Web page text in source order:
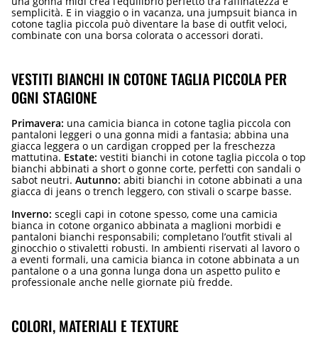
semplicità. E in viaggio o in vacanza, una jumpsuit bianca in
cotone taglia piccola può diventare la base di outfit veloci,
combinate con una borsa colorata o accessori dorati.
VESTITI BIANCHI IN COTONE TAGLIA PICCOLA PER
OGNI STAGIONE
Primavera: una camicia bianca in cotone taglia piccola con
pantaloni leggeri o una gonna midi a fantasia; abbina una
giacca leggera o un cardigan cropped per la freschezza
mattutina. Estate: vestiti bianchi in cotone taglia piccola o top
bianchi abbinati a short o gonne corte, perfetti con sandali o
sabot neutri. Autunno: abiti bianchi in cotone abbinati a una
giacca di jeans o trench leggero, con stivali o scarpe basse.
Inverno: scegli capi in cotone spesso, come una camicia
bianca in cotone organico abbinata a maglioni morbidi e
pantaloni bianchi responsabili; completano l’outfit stivali al
ginocchio o stivaletti robusti. In ambienti riservati al lavoro o
a eventi formali, una camicia bianca in cotone abbinata a un
pantalone o a una gonna lunga dona un aspetto pulito e
professionale anche nelle giornate più fredde.
COLORI, MATERIALI E TEXTURE